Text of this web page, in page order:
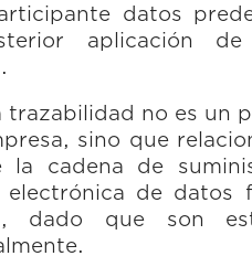
datos
aplicación
trazabilidad no es un
sino que
la cadena de
electrónica de datos
dado que son